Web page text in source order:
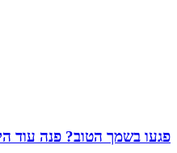
פגעו בשמך הטוב? פנה עוד